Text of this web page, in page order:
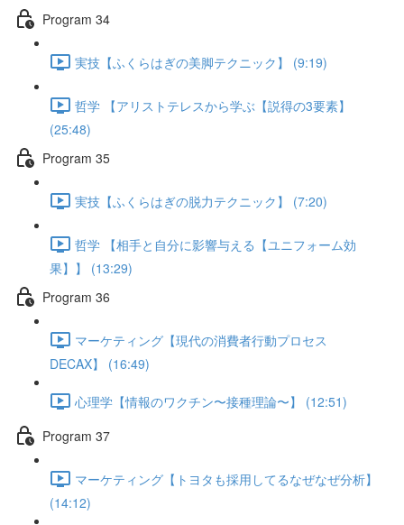
Program 34
実技【ふくらはぎの美脚テクニック】 (9:19)
哲学 【アリストテレスから学ぶ【説得の3要素】
(25:48)
Program 35
実技【ふくらはぎの脱力テクニック】 (7:20)
哲学 【相手と自分に影響与える【ユニフォーム効
果】】 (13:29)
Program 36
マーケティング【現代の消費者行動プロセス
DECAX】 (16:49)
心理学【情報のワクチン〜接種理論〜】 (12:51)
Program 37
マーケティング【トヨタも採用してるなぜなぜ分析】
(14:12)